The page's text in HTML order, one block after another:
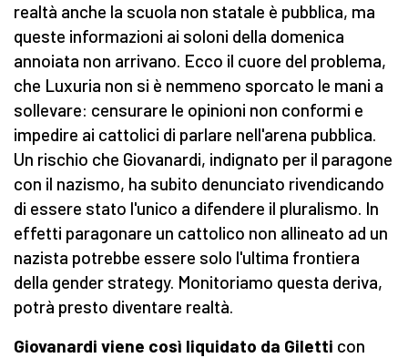
realtà anche la scuola non statale è pubblica, ma
queste informazioni ai soloni della domenica
annoiata non arrivano. Ecco il cuore del problema,
che Luxuria non si è nemmeno sporcato le mani a
sollevare: censurare le opinioni non conformi e
impedire ai cattolici di parlare nell'arena pubblica.
Un rischio che Giovanardi, indignato per il paragone
con il nazismo, ha subito denunciato rivendicando
di essere stato l'unico a difendere il pluralismo. In
effetti paragonare un cattolico non allineato ad un
nazista potrebbe essere solo l'ultima frontiera
della gender strategy. Monitoriamo questa deriva,
potrà presto diventare realtà.
Giovanardi viene così liquidato da Giletti con